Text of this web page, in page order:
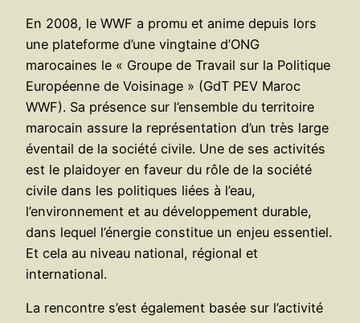
En 2008, le WWF a promu et anime depuis lors
une plateforme d’une vingtaine d’ONG
marocaines le « Groupe de Travail sur la Politique
Européenne de Voisinage » (GdT PEV Maroc
WWF). Sa présence sur l’ensemble du territoire
marocain assure la représentation d’un très large
éventail de la société civile. Une de ses activités
est le plaidoyer en faveur du rôle de la société
civile dans les politiques liées à l’eau,
l’environnement et au développement durable,
dans lequel l’énergie constitue un enjeu essentiel.
Et cela au niveau national, régional et
international.
La rencontre s’est également basée sur l’activité